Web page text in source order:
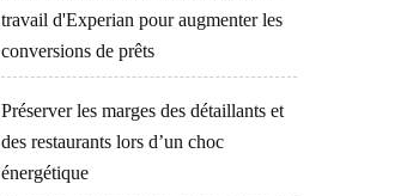
travail d'Experian pour augmenter les
conversions de prêts
Préserver les marges des détaillants et
des restaurants lors d’un choc
énergétique